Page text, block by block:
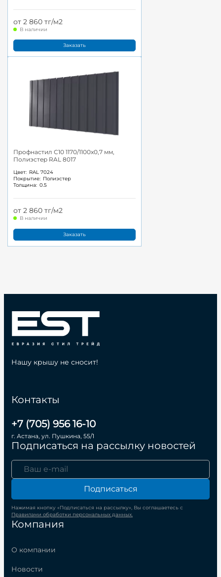
от 2 860 тг/м2
В наличии
Заказать
Профнастил С10 1170/1100x0,7 мм,
Полиэстер RAL 8017
Цвет: RAL 7024
Покрытие: Полиэстер
Толщина: 0.5
от 2 860 тг/м2
В наличии
Заказать
Компания
О компании
Новости
Контакты
+7 (705) 956 16-10
г. Астана, ул. Пушкина, 55/1
Подписаться на рассылку новостей
Подписаться
Нажимая кнопку «Подписаться на рассылку», Вы соглашаетесь с
Правилами обработки персональных данных.
Нашу крышу не сносит!